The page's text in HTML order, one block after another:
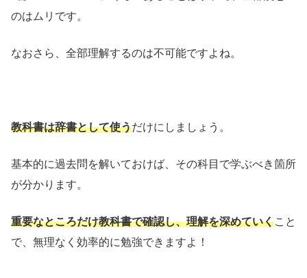
のはムリです。
なおさら、全部理解するのは不可能ですよね。
教科書は辞書として使うだけにしましょう。
基本的に過去問を解いておけば、その科目で学ぶべき箇所
が分かります。
重要なところだけ教科書で確認し、理解を深めていくこと
で、無理なく効率的に勉強できますよ！